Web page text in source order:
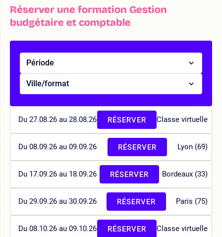
Réserver une formation Gestion
budgétaire et comptable
Période
Ville/format
Du 27.08.26 au 28.08.26 Classe virtuelle
RÉSERVER
Du 08.09.26 au 09.09.26 Lyon (69)
RÉSERVER
Du 17.09.26 au 18.09.26 Bordeaux (33)
RÉSERVER
Du 29.09.26 au 30.09.26 Paris (75)
RÉSERVER
Du 08.10.26 au 09.10.26 Classe virtuelle
RÉSERVER